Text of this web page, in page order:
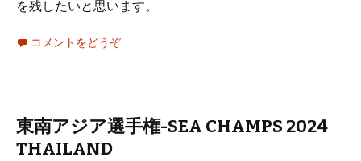
を残したいと思います。
コメントをどうぞ
東南アジア選手権-SEA CHAMPS 2024
THAILAND